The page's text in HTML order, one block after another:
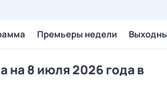
Премьеры недели
на 8 июля 2026 года в